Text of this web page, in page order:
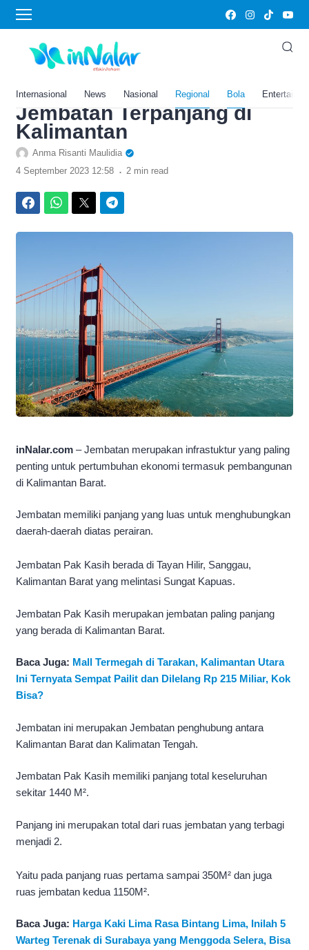
Internasional News Nasional Regional Bola
Home›Bola
Pinjam Dana Hampir Rp 1
Triliun, Jembatan Pak Kasih
Kalimantan Barat jadi
Jembatan Terpanjang di
Kalimantan
Anma Risanti Maulidia
4 September 2023 12:58 . 2 min read
inNalar.com – Jembatan merupakan infrastuktur yang paling
penting untuk pertumbuhan ekonomi termasuk pembangunan
di Kalimantan Barat.
Jembatan memiliki panjang yang luas untuk menghubungkan
daerah-daerah diatas perairan.
Jembatan Pak Kasih berada di Tayan Hilir, Sanggau,
Kalimantan Barat yang melintasi Sungat Kapuas.
Jembatan Pak Kasih merupakan jembatan paling panjang
yang berada di Kalimantan Barat.
Baca Juga: Mall Termegah di Tarakan, Kalimantan Utara
Ini Ternyata Sempat Pailit dan Dilelang Rp 215 Miliar, Kok
Bisa?
Jembatan ini merupakan Jembatan penghubung antara
Kalimantan Barat dan Kalimatan Tengah.
Jembatan Pak Kasih memiliki panjang total keseluruhan
sekitar 1440 M².
Panjang ini merupakan total dari ruas jembatan yang terbagi
menjadi 2.
Yaitu pada panjang ruas pertama sampai 350M² dan juga
ruas jembatan kedua 1150M².
Baca Juga: Harga Kaki Lima Rasa Bintang Lima, Inilah 5
Warteg Terenak di Surabaya yang Menggoda Selera, Bisa